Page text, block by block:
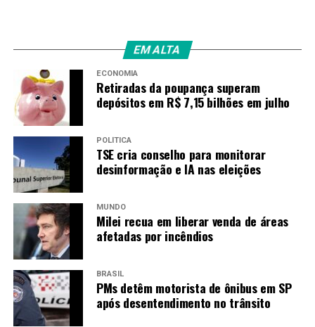
EM ALTA
ECONOMIA
Retiradas da poupança superam
depósitos em R$ 7,15 bilhões em julho
POLÍTICA
TSE cria conselho para monitorar
desinformação e IA nas eleições
MUNDO
Milei recua em liberar venda de áreas
afetadas por incêndios
BRASIL
PMs detêm motorista de ônibus em SP
após desentendimento no trânsito